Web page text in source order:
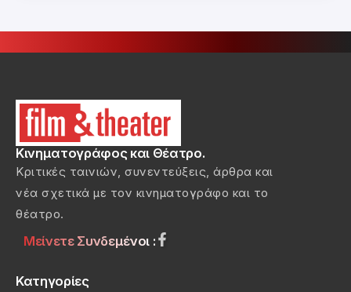
Κινηματογράφος και Θέατρο.
Κριτικές ταινιών, συνεντεύξεις, άρθρα και
νέα σχετικά με τον κινηματογράφο και το
θέατρο.
Μείνετε Συνδεμένοι :
Κατηγορίες